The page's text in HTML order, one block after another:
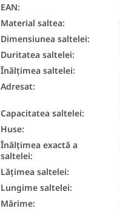
EAN:
Material saltea:
Dimensiunea saltelei:
Duritatea saltelei:
Înălțimea saltelei:
Adresat:
Capacitatea saltelei:
Huse:
Înălțimea exactă a
saltelei:
Lățimea saltelei:
Lungime saltelei:
Mărime: